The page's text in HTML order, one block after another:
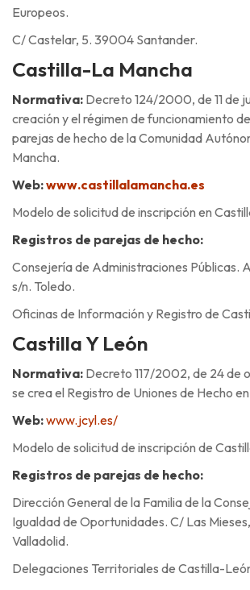
Europeos.
C/ Castelar, 5. 39004 Santander.
Castilla-La Mancha
Normativa: Decreto 124/2000, de 11 de
creación y el régimen de funcionamiento
parejas de hecho de la Comunidad
Mancha.
Web:www.castillalamancha.es
Modelo de solicitud de inscripción en
Registros de parejas de hecho:
Consejería de Administraciones Públicas.
s/n. Toledo.
Oficinas de Información y Registro de
Castilla Y León
Normativa: Decreto 117/2002, de 24 de
se crea el Registro de Uniones de Hecho
Web:www.jcyl.es/
Modelo de solicitud de inscripción de
Registros de parejas de hecho:
Dirección General de la Familia de la
Igualdad de Oportunidades. C/ Las
Valladolid.
Delegaciones Territoriales de Castilla-